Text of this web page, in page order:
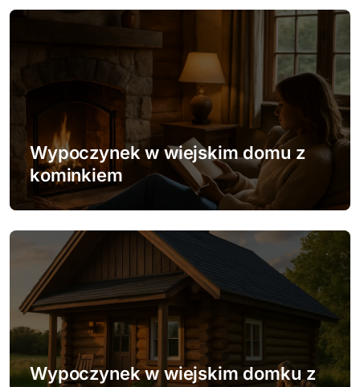
Wypoczynek w wiejskim domu z
kominkiem
Wypoczynek w wiejskim domku z